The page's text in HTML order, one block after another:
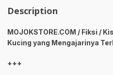
Description
MOJOKSTORE.COM / Fiksi /
Kucing yang Mengajarinya
+++